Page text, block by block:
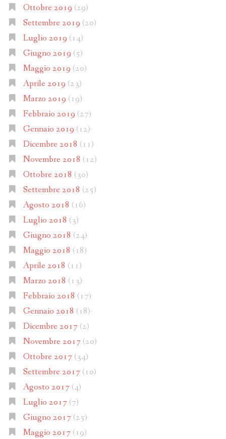
Ottobre 2019 (29)
Settembre 2019 (20)
Luglio 2019 (14)
Giugno 2019 (5)
Maggio 2019 (20)
Aprile 2019 (23)
Marzo 2019 (19)
Febbraio 2019 (27)
Gennaio 2019 (12)
Dicembre 2018 (11)
Novembre 2018 (12)
Ottobre 2018 (30)
Settembre 2018 (25)
Agosto 2018 (16)
Luglio 2018 (3)
Giugno 2018 (24)
Maggio 2018 (18)
Aprile 2018 (11)
Marzo 2018 (13)
Febbraio 2018 (17)
Gennaio 2018 (18)
Dicembre 2017(2)
Novembre 2017(20)
Ottobre 2017(34)
Settembre 2017(10)
Agosto 2017(4)
Luglio 2017(7)
Giugno 2017(25)
Maggio 2017(19)